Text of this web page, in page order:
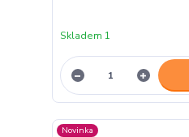
Skladem 1
Novinka